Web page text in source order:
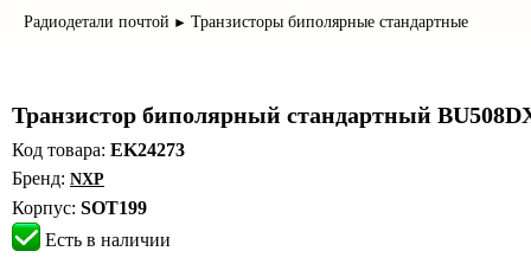
Радиодетали почтой ► Транзисторы биполярные стандартные
Транзистор биполярный стандартный
Код товара: EK24273
Бренд: NXP
Корпус: SOT199
Есть в наличии